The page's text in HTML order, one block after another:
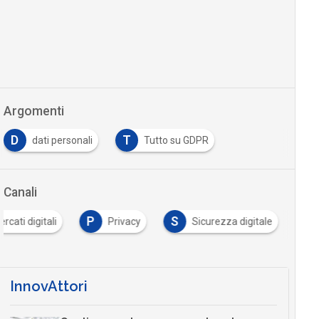
Argomenti
D dati personali T Tutto su GDPR
Canali
digitali P Privacy S Sicurezza digitale
InnovAttori